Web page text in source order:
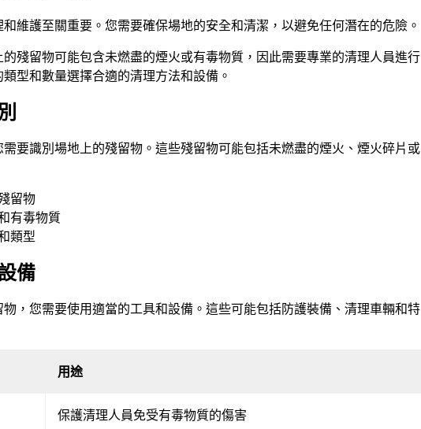
維護至關重要。您需要確保場地的安全和清潔，以避免任何潛在的危險。
殘留物可能包含未燃盡的煙火或有毒物質，因此需要專業的清理人員進行
型和數量選擇合適的清理方法和設備。
要識別場地上的殘留物。這些殘留物可能包括未燃盡的煙火、煙火碎片或
留物
有毒物質
類型
備
，您需要使用適當的工具和設備。這些可能包括防護裝備、清理車輛和特
用途
保護清理人員免受有毒物質的傷害